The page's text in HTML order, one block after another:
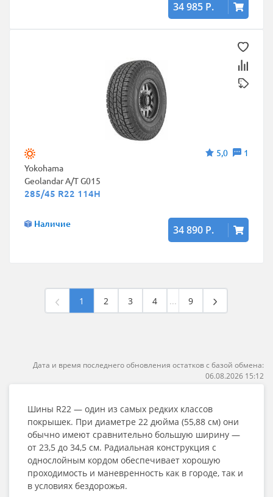
34 985 Р.
5,0
1
Yokohama
Geolandar A/T G015
285/45 R22 114H
Наличие 34 890 Р.
1 2 3 4 ... 9
Дата и время последнего обновления остатков с базой обмена:
06.08.2026 15:12
Шины R22 — один из самых редких классов
покрышек. При диаметре 22 дюйма (55,88 см) они
обычно имеют сравнительно большую ширину —
от 23,5 до 34,5 см. Радиальная конструкция с
однослойным кордом обеспечивает хорошую
проходимость и маневренность как в городе, так и
в условиях бездорожья.